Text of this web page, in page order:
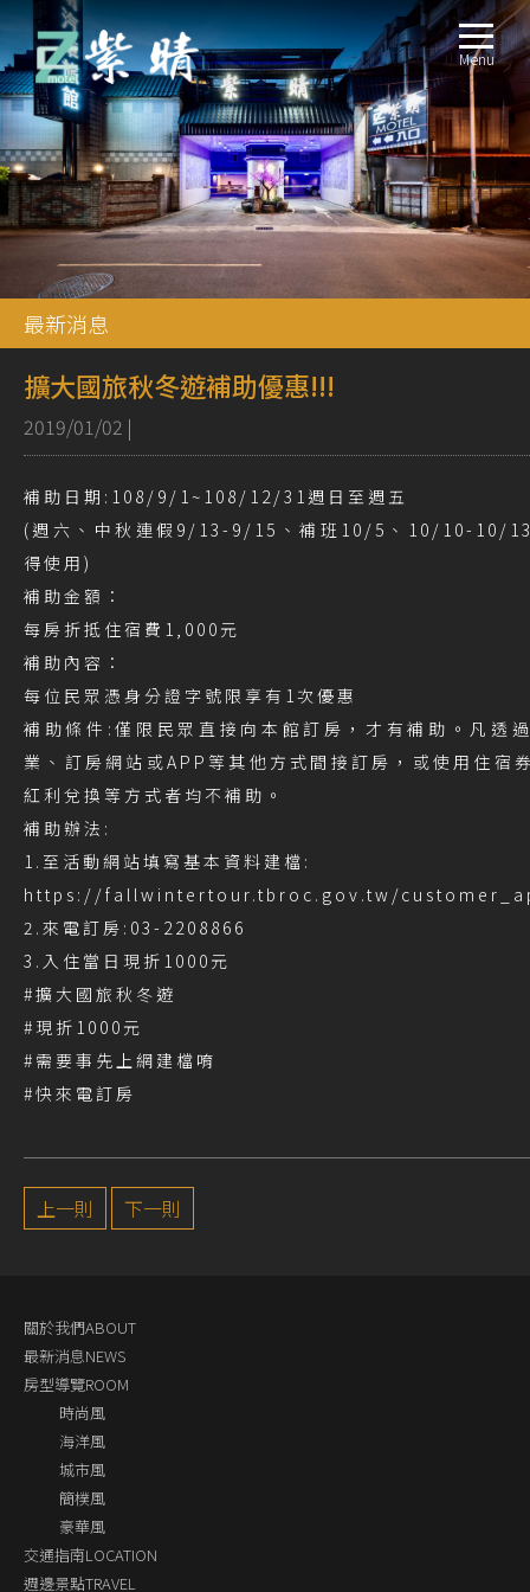
Menu
最新消息
擴大國旅秋冬遊補助優惠!!!
2019/01/02 |
補助日期:108/9/1~108/12/31週日至週五
(週六、中秋連假9/13-9/15、補班10/5、10/10-10/
得使用)
補助金額：
每房折抵住宿費1,000元
補助內容：
每位民眾憑身分證字號限享有1次優惠
補助條件:僅限民眾直接向本館訂房，才有補助。凡透
業、訂房網站或APP等其他方式間接訂房，或使用住宿
紅利兌換等方式者均不補助。
補助辦法:
1.至活動網站填寫基本資料建檔:
https://fallwintertour.tbroc.gov.tw/
2.來電訂房:03-2208866
3.入住當日現折1000元
#擴大國旅秋冬遊
#現折1000元
#需要事先上網建檔唷
#快來電訂房
上一則 下一則
關於我們ABOUT
最新消息NEWS
房型導覽ROOM
時尚風
海洋風
城市風
簡樸風
豪華風
交通指南LOCATION
週邊景點TRAVEL